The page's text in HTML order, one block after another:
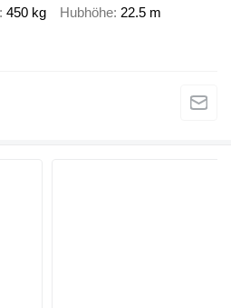
450 kg Hubhöhe 22.5 m